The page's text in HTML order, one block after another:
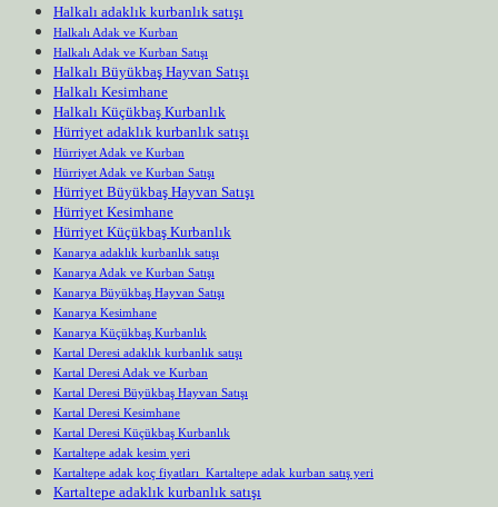
Halkalı adaklık kurbanlık satışı
Halkalı Adak ve Kurban
Halkalı Adak ve Kurban Satışı
Halkalı Büyükbaş Hayvan Satışı
Halkalı Kesimhane
Halkalı Küçükbaş Kurbanlık
Hürriyet adaklık kurbanlık satışı
Hürriyet Adak ve Kurban
Hürriyet Adak ve Kurban Satışı
Hürriyet Büyükbaş Hayvan Satışı
Hürriyet Kesimhane
Hürriyet Küçükbaş Kurbanlık
Kanarya adaklık kurbanlık satışı
Kanarya Adak ve Kurban Satışı
Kanarya Büyükbaş Hayvan Satışı
Kanarya Kesimhane
Kanarya Küçükbaş Kurbanlık
Kartal Deresi adaklık kurbanlık satışı
Kartal Deresi Adak ve Kurban
Kartal Deresi Büyükbaş Hayvan Satışı
Kartal Deresi Kesimhane
Kartal Deresi Küçükbaş Kurbanlık
Kartaltepe adak kesim yeri
Kartaltepe adak koç fiyatları Kartaltepe adak kurban satış yeri
Kartaltepe adaklık kurbanlık satışı